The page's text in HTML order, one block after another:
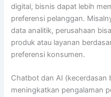
digital, bisnis dapat lebih
preferensi pelanggan.
data analitik, perusahaan
produk atau layanan
preferensi konsumen.
Chatbot dan AI (kecerdasan
meningkatkan pengalaman